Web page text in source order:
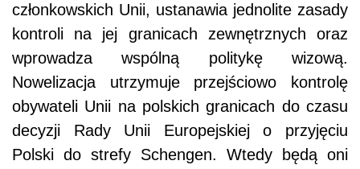
członkowskich Unii, ustanawia jednolite zasady
kontroli na jej granicach zewnętrznych oraz
wprowadza wspólną politykę wizową.
Nowelizacja utrzymuje przejściowo kontrolę
obywateli Unii na polskich granicach do czasu
decyzji Rady Unii Europejskiej o przyjęciu
Polski do strefy Schengen. Wtedy będą oni